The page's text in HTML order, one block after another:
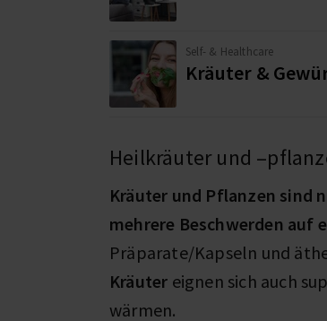
Self- & Healthcare
Kräuter &
Heilkräuter und
Kräuter und Pflanzen sind
mehrere Beschwerden auf
Präparate/Kapseln und
Kräuter eignen sich auch
wärmen.